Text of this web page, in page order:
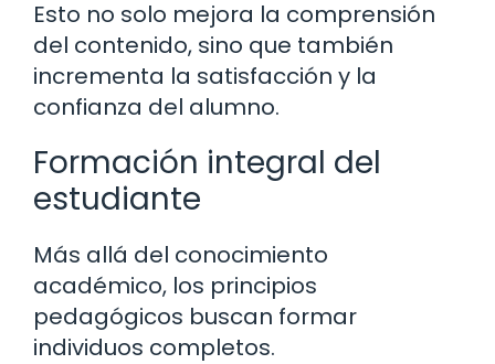
Esto no solo mejora la comprensión
del contenido, sino que también
incrementa la satisfacción y la
confianza del alumno.
Formación integral del
estudiante
Más allá del conocimiento
académico, los principios
pedagógicos buscan formar
individuos completos.